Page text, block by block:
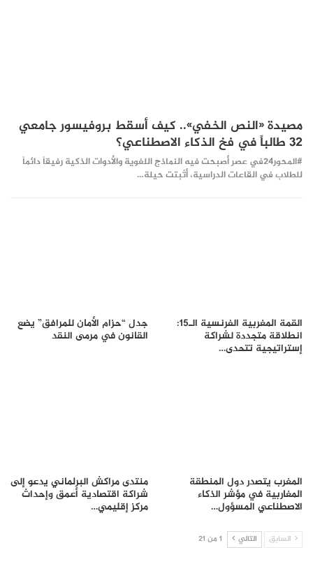
مصيدة «النص الخفي».. كيف أسقط بروفيسور جامعي
32 طالباً في فخ الذكاء الاصطناعي؟
#المحور24 ​في عصر أصبحت فيه النماذج اللغوية والأدوات الذكية رفيقاً دائماً
للطلاب في القاعات الدراسية، أثبتت حيلة…
القمة المغربية الفرنسية الـ15:
انطلاقة متجددة لشراكة
إستراتيجية تتحدى…
جدل “حزام الأمان للمرافق” يضع
القانون في مرمى النقد
المغرب يتصدر دول المنطقة
المغاربية في مؤشر الذكاء
الاصطناعي المسؤول…
منتدى مراكش البرلماني يدعو إلى
شراكة اقتصادية أعمق وإحداث
مركز إقليمي…
السابق التالي 1 من 21